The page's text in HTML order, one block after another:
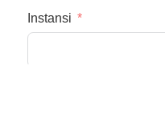
Instansi